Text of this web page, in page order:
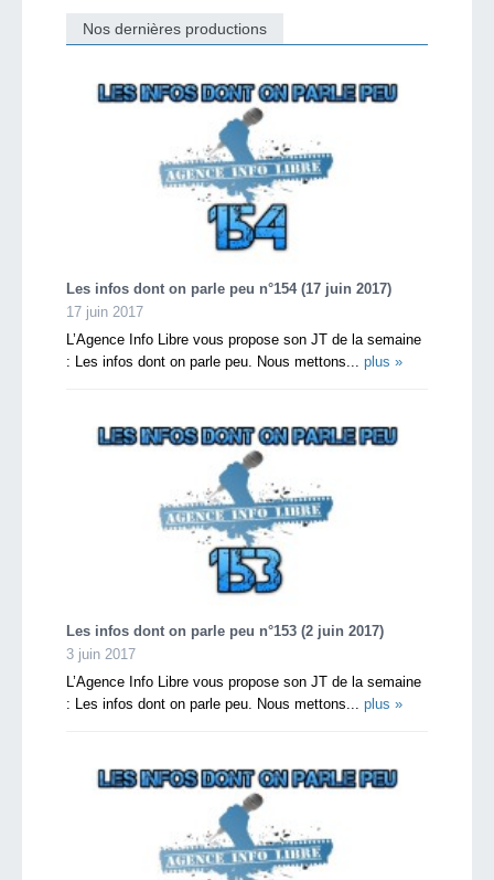
Nos dernières productions
Les infos dont on parle peu n°154 (17 juin 2017)
17 juin 2017
L’Agence Info Libre vous propose son JT de la semaine
: Les infos dont on parle peu. Nous mettons... plus »
Les infos dont on parle peu n°153 (2 juin 2017)
3 juin 2017
L’Agence Info Libre vous propose son JT de la semaine
: Les infos dont on parle peu. Nous mettons... plus »